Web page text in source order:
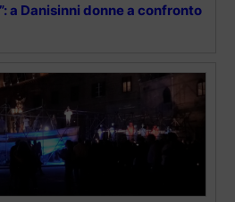
a Danisinni donne a confronto